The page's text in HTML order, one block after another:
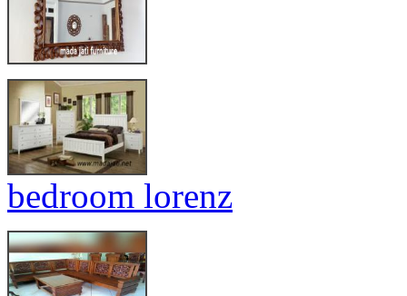
bedroom lorenz